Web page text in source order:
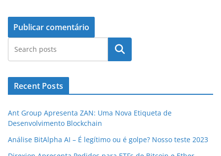
Pesquisar
Recent Posts
Ant Group Apresenta ZAN: Uma Nova Etiqueta de
Desenvolvimento Blockchain
Análise BitAlpha AI – É legítimo ou é golpe? Nosso teste 2023